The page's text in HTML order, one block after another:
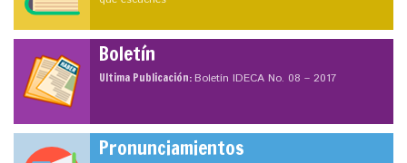
Boletín
Ultima Publicación:Boletín IDECA No. 08 – 2017
Pronunciamientos